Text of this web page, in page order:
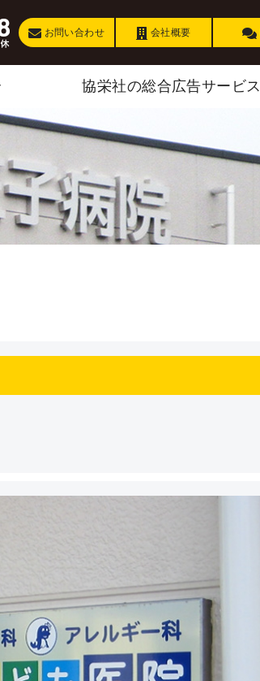
お問い合わせ 会社概要
協栄社の総合広告サービス